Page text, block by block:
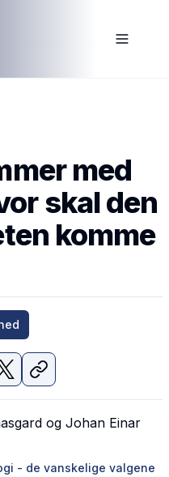
med
skal den
komme
og Johan Einar
- de vanskelige valgene